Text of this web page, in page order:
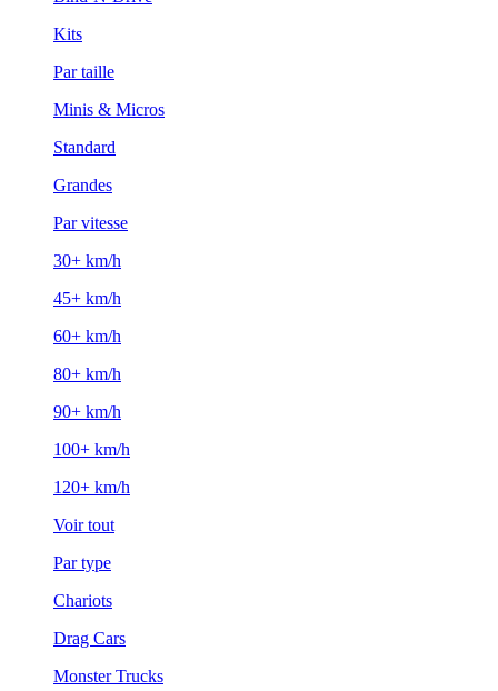
Kits
Par taille
Minis & Micros
Standard
Grandes
Par vitesse
30+ km/h
45+ km/h
60+ km/h
80+ km/h
90+ km/h
100+ km/h
120+ km/h
Voir tout
Par type
Chariots
Drag Cars
Monster Trucks